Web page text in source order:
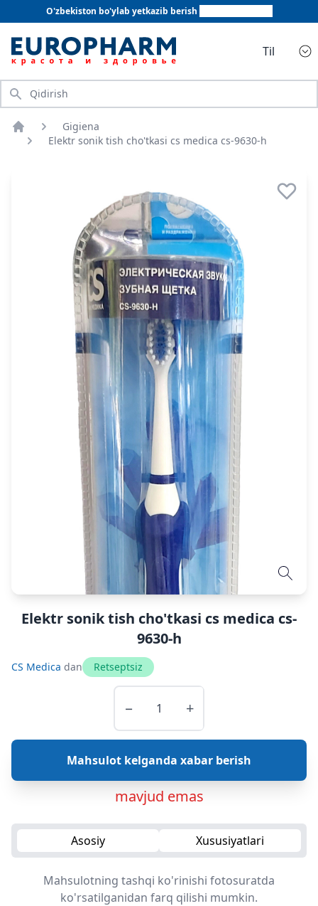
O'zbekiston bo'ylab yetkazib berish
Til
Qidirish
Bosh sahifa
Gigiena
Elektr sonik tish cho'tkasi cs medica cs-9630-h
Elektr sonik tish cho'tkasi cs medica cs-
9630-h
CS Medica dan Retseptsiz
− +
Mahsulot kelganda xabar berish
mavjud emas
Asosiy Xususiyatlari
Mahsulotning tashqi ko'rinishi fotosuratda
ko'rsatilganidan farq qilishi mumkin.